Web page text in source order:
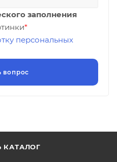
заполнения
*
персональных
КАТАЛОГ